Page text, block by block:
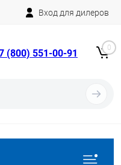
Вход для дилеров
(800) 551-00-91 0